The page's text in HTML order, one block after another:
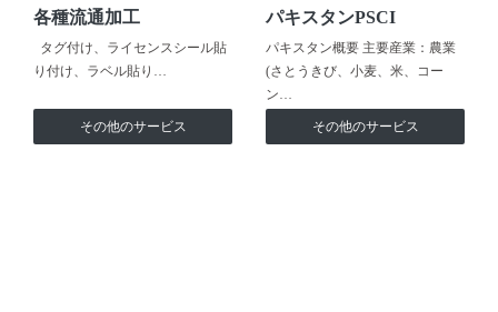
各種流通加工
タグ付け、ライセンスシール貼
り付け、ラベル貼り…
その他のサービス
パキスタンPSCI
パキスタン概要 主要産業：農業
(さとうきび、小麦、米、コー
ン…
その他のサービス